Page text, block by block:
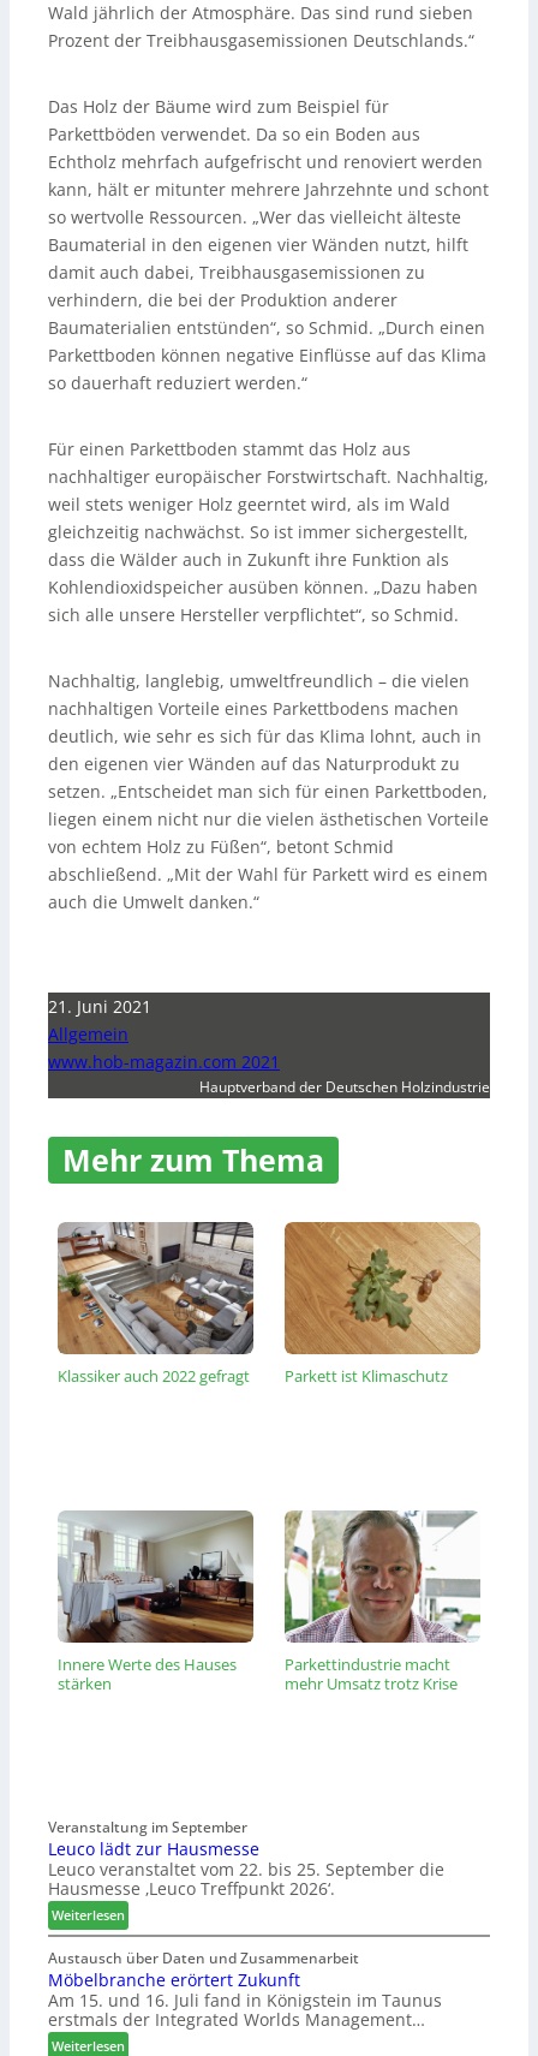
Wald jährlich der Atmosphäre. Das sind rund sieben
Prozent der Treibhausgasemissionen Deutschlands.“
Das Holz der Bäume wird zum Beispiel für
Parkettböden verwendet. Da so ein Boden aus
Echtholz mehrfach aufgefrischt und renoviert werden
kann, hält er mitunter mehrere Jahrzehnte und schont
so wertvolle Ressourcen. „Wer das vielleicht älteste
Baumaterial in den eigenen vier Wänden nutzt, hilft
damit auch dabei, Treibhausgasemissionen zu
verhindern, die bei der Produktion anderer
Baumaterialien entstünden“, so Schmid. „Durch einen
Parkettboden können negative Einflüsse auf das Klima
so dauerhaft reduziert werden.“
Für einen Parkettboden stammt das Holz aus
nachhaltiger europäischer Forstwirtschaft. Nachhaltig,
weil stets weniger Holz geerntet wird, als im Wald
gleichzeitig nachwächst. So ist immer sichergestellt,
dass die Wälder auch in Zukunft ihre Funktion als
Kohlendioxidspeicher ausüben können. „Dazu haben
sich alle unsere Hersteller verpflichtet“, so Schmid.
Nachhaltig, langlebig, umweltfreundlich – die vielen
nachhaltigen Vorteile eines Parkettbodens machen
deutlich, wie sehr es sich für das Klima lohnt, auch in
den eigenen vier Wänden auf das Naturprodukt zu
setzen. „Entscheidet man sich für einen Parkettboden,
liegen einem nicht nur die vielen ästhetischen Vorteile
von echtem Holz zu Füßen“, betont Schmid
abschließend. „Mit der Wahl für Parkett wird es einem
auch die Umwelt danken.“
21. Juni 2021
Allgemein
www.hob-magazin.com 2021
Hauptverband der Deutschen Holzindustrie
Mehr zum Thema
Klassiker auch 2022 gefragt Parkett ist Klimaschutz
Innere Werte des Hauses
stärken
Parkettindustrie macht
mehr Umsatz trotz Krise
Veranstaltung im September
Leuco lädt zur Hausmesse
Leuco veranstaltet vom 22. bis 25. September die
Hausmesse ‚Leuco Treffpunkt 2026‘.
Weiterlesen:
L
e
u
c
o
Austausch über Daten und Zusammenarbeit
Möbelbranche erörtert Zukunft
Am 15. und 16. Juli fand in Königstein im Taunus
erstmals der Integrated Worlds Management…
Weiterlesen: